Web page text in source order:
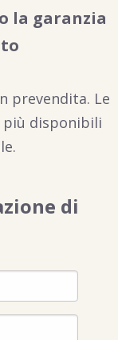
la garanzia
prevendita. Le
più disponibili
di